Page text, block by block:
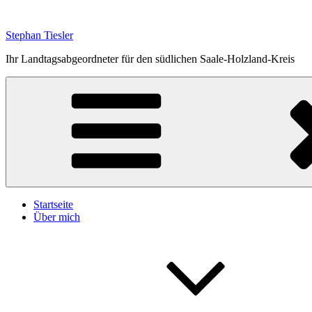
springen
Stephan Tiesler
Ihr Landtagsabgeordneter für den südlichen Saale-Holzland-Kreis
Startseite
Über mich